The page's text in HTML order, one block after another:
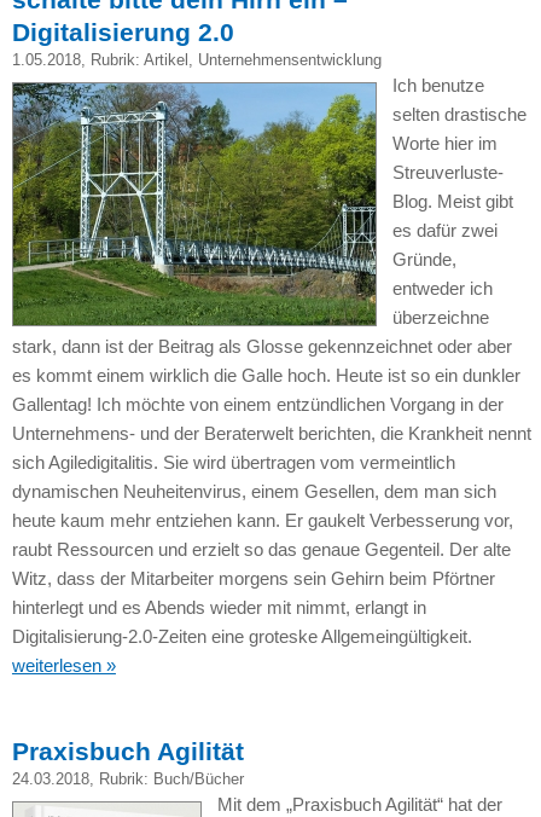
Digitalisierung 2.0
1.05.2018, Rubrik: Artikel , Unternehmensentwicklung
Ich benutze
selten drastische
Worte hier im
Streuverluste-
Blog. Meist gibt
es dafür zwei
Gründe,
entweder ich
überzeichne
stark, dann ist der Beitrag als Glosse gekennzeichnet oder aber
es kommt einem wirklich die Galle hoch. Heute ist so ein dunkler
Gallentag! Ich möchte von einem entzündlichen Vorgang in der
Unternehmens- und der Beraterwelt berichten, die Krankheit nennt
sich Agiledigitalitis. Sie wird übertragen vom vermeintlich
dynamischen Neuheitenvirus, einem Gesellen, dem man sich
heute kaum mehr entziehen kann. Er gaukelt Verbesserung vor,
raubt Ressourcen und erzielt so das genaue Gegenteil. Der alte
Witz, dass der Mitarbeiter morgens sein Gehirn beim Pförtner
hinterlegt und es Abends wieder mit nimmt, erlangt in
Digitalisierung-2.0-Zeiten eine groteske Allgemeingültigkeit.
weiterlesen »
Praxisbuch Agilität
24.03.2018, Rubrik: Buch/Bücher
Mit dem „Praxisbuch Agilität“ hat der